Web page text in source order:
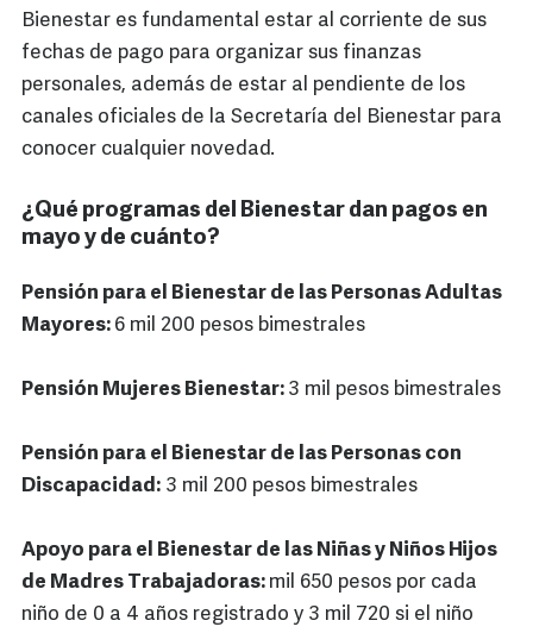
Bienestar es fundamental estar al corriente de sus
fechas de pago para organizar sus finanzas
personales, además de estar al pendiente de los
canales oficiales de la Secretaría del Bienestar para
conocer cualquier novedad.
¿Qué programas del Bienestar dan pagos en
mayo y de cuánto?
Pensión para el Bienestar de las Personas Adultas
Mayores: 6 mil 200 pesos bimestrales
Pensión Mujeres Bienestar: 3 mil pesos bimestrales
Pensión para el Bienestar de las Personas con
Discapacidad: 3 mil 200 pesos bimestrales
Apoyo para el Bienestar de las Niñas y Niños Hijos
de Madres Trabajadoras: mil 650 pesos por cada
niño de 0 a 4 años registrado y 3 mil 720 si el niño